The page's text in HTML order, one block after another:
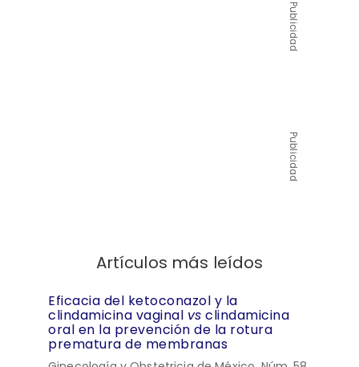
Publicidad
Publicidad
Artículos más leídos
Eficacia del ketoconazol y la
clindamicina vaginal vs clindamicina
oral en la prevención de la rotura
prematura de membranas